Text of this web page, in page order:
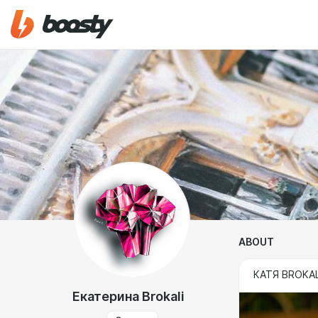
Екатерина Brokali
ABOUT
КАТЯ